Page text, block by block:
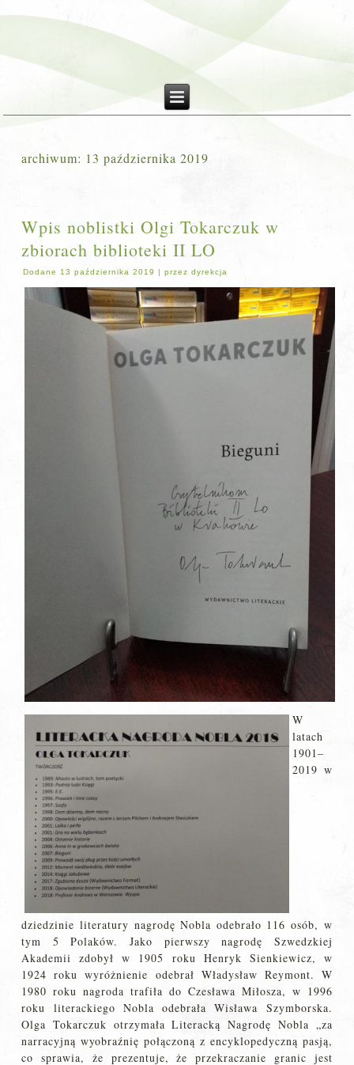
archiwum: 13 października 2019
Wpis noblistki Olgi Tokarczuk w
zbiorach biblioteki II LO
Dodane 13 października 2019 |przez dyrekcja
W
latach
1901–
2019 w
dziedzinie literatury nagrodę Nobla odebrało 116 osób, w
tym 5 Polaków. Jako pierwszy nagrodę Szwedzkiej
Akademii zdobył w 1905 roku Henryk Sienkiewicz, w
1924 roku wyróżnienie odebrał Władysław Reymont. W
1980 roku nagroda trafiła do Czesława Miłosza, w 1996
roku literackiego Nobla odebrała Wisława Szymborska.
Olga Tokarczuk otrzymała Literacką Nagrodę Nobla „za
narracyjną wyobraźnię połączoną z encyklopedyczną pasją,
co sprawia, że prezentuje, że przekraczanie granic jest